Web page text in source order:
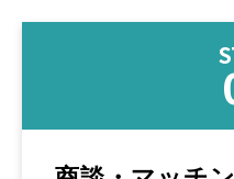
商談・マッチ